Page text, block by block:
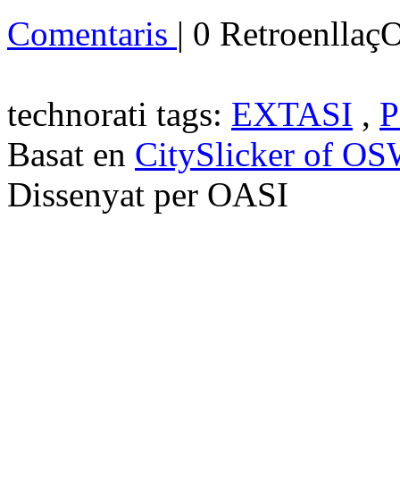
Comentaris | 0
technorati tags: EXTASI ,
Basat en CitySlicker of
Dissenyat per OASI